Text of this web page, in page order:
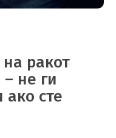
ракот
не ги
ако сте